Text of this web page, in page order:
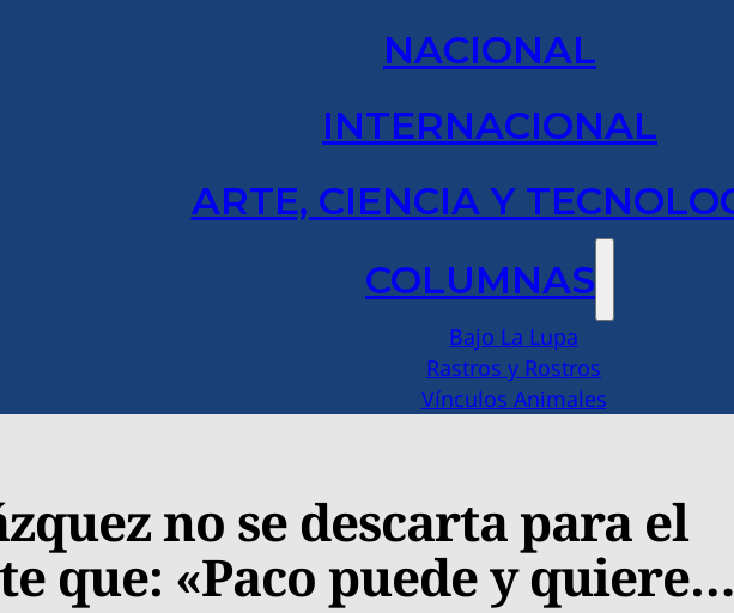
NACIONAL
INTERNACIONAL
ARTE, CIENCIA Y
COLUMNAS
Bajo La Lupa
Rastros y Rostros
Vínculos Animales
no se descarta para el
que: «Paco puede y